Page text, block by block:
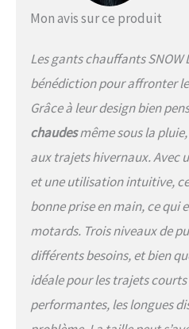
Mon avis sur ce produit
Les gants chauffants SNOW
bénédiction pour affronter
Grâce à leur design bien
chaudesmême sous la
aux trajets hivernaux. Avec
et une utilisation intuitive,
bonne prise en main, ce qui
motards. Trois niveaux de
différents besoins, et bien
idéale pour les trajets
performantes, les longues